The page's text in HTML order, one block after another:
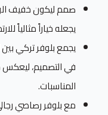
صمم ليكون خفيف
يجعله خياراً مثالياً
يجمع بلوفر تركي بين
في التصميم، ليعكس
المناسبات.
مع بلوفر رصاصي